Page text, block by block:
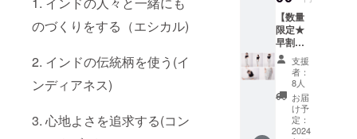
のづくりをする（エシカル)
2. インドの伝統柄を使う(イ
ンディアネス)
3. 心地よさを追求する(コン
お知ら
せくだ
さい 招
待状を
メール
にて送
付しま
すの
で、当
日はそ
たら備
考欄に
ご記入
くださ
い。 特
にご記
入がな
い場合
は、お
名前の
前には
必ずお
届けの
リター
ンに貼
付され
たラベ
ルや注
意書き
をご確
国：イ
ンド
《お取
扱上の
注意》
洗濯機
をご使
用の際
は、洗
濯用
とき
や、旅
先のリ
ラック
スウェ
ア、日
常づか
いにも
おすす
めで
す。
びいた
だける
とって
もお得
なリ
ターン
です！
■スペ
シャル
イベン
ト 夜風
【数量
限定★
早割
り】
ギャ
ザーパ
ンツ
(パーキ
ンカリ/
マーブ
支援
者：
8人
お届
け予
定：
2024